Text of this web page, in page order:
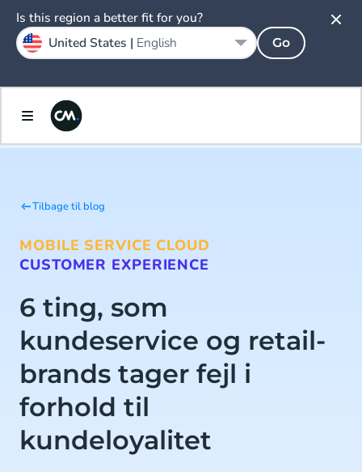
Tilbage til blog
MOBILE SERVICE CLOUD
CUSTOMER EXPERIENCE
6 ting, som
kundeservice og retail-
brands tager fejl i
forhold til
kundeloyalitet
Is this region a better fit for you?
United States | English Go